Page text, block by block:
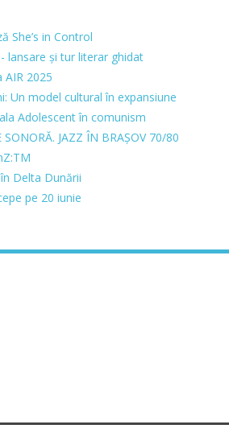
She’s in Control
lansare și tur literar ghidat
AIR 2025
Un model cultural în expansiune
Adolescent în comunism
JAZZ ÎN BRAȘOV 70/80
Delta Dunării
pe 20 iunie